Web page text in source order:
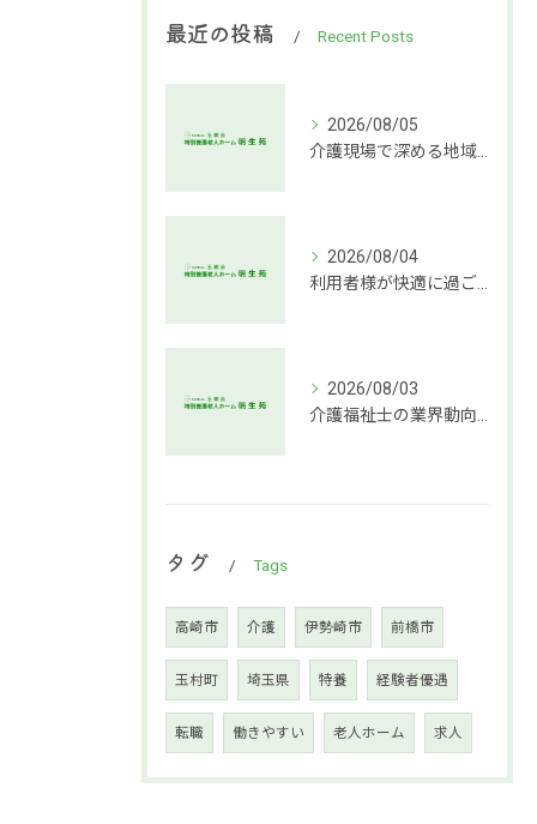
最近の投稿 Recent Posts
2026/08/05
2026/08/04
2026/08/03
タグ Tags
高崎市 介護 伊勢崎市 前橋市
玉村町 埼玉県 特養 経験者優遇
転職 働きやすい 老人ホーム 求人